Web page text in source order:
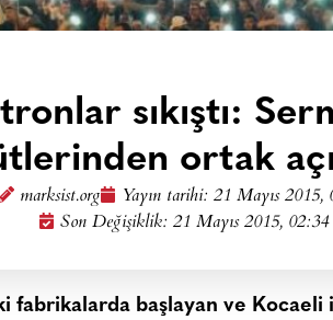
sıkıştı:
ortak
marksist.org Yayın tarihi: 21 Mayıs 2015,
Son Değişiklik: 21 Mayıs 2015, 02:34
fabrikalarda başlayan ve Kocaeli